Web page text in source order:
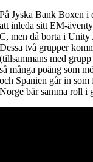
På Jyska Bank Boxen i
att inleda sitt EM-
C, men då borta i Unity
Dessa två grupper
(tillsammans med
så många poäng som
och Spanien går in
Norge bär samma roll i